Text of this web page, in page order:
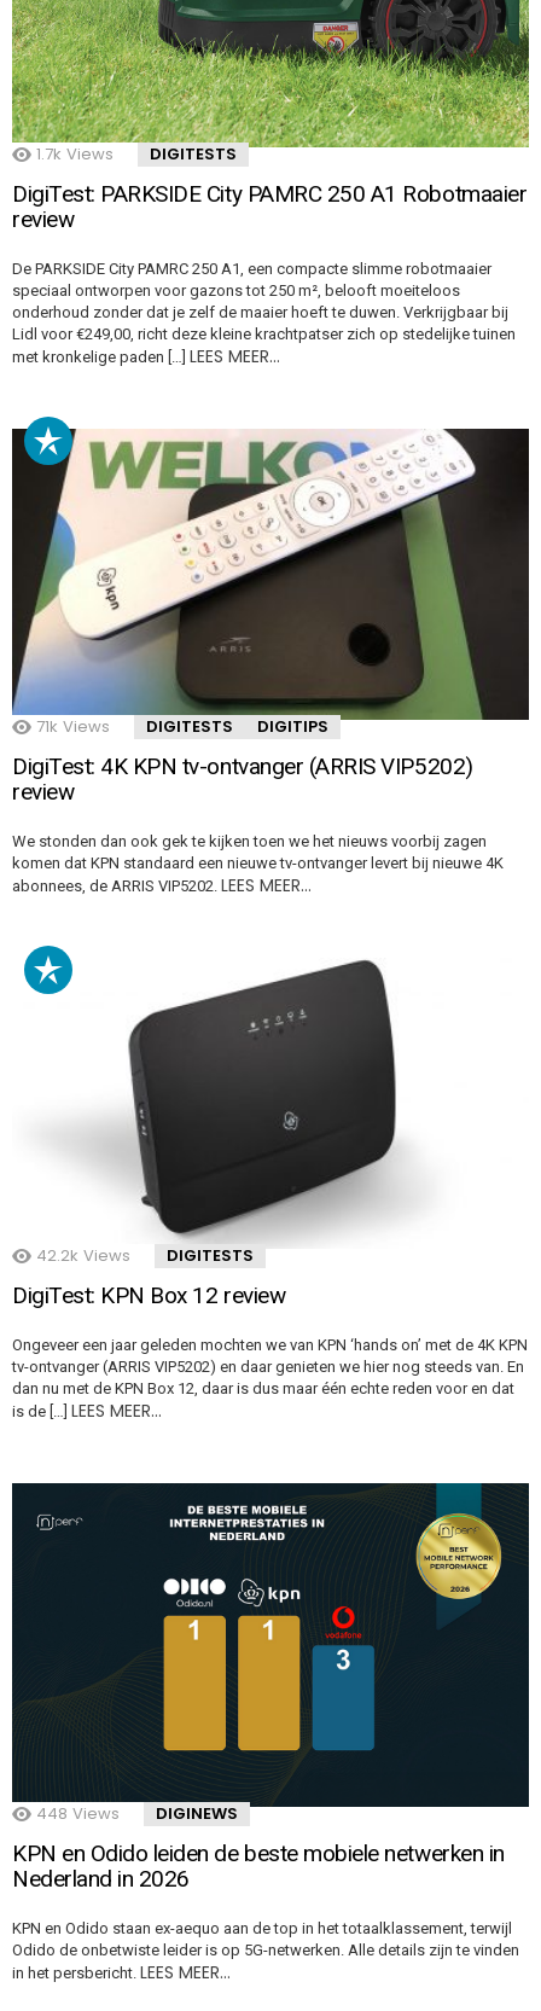
1.7k Views DIGITESTS
DigiTest: PARKSIDE City PAMRC 250 A1 Robotmaaier
review
De PARKSIDE City PAMRC 250 A1, een compacte slimme robotmaaier
speciaal ontworpen voor gazons tot 250 m², belooft moeiteloos
onderhoud zonder dat je zelf de maaier hoeft te duwen. Verkrijgbaar bij
Lidl voor €249,00, richt deze kleine krachtpatser zich op stedelijke tuinen
met kronkelige paden […] LEES MEER…
71k Views DIGITESTS DIGITIPS
DigiTest: 4K KPN tv-ontvanger (ARRIS VIP5202)
review
We stonden dan ook gek te kijken toen we het nieuws voorbij zagen
komen dat KPN standaard een nieuwe tv-ontvanger levert bij nieuwe 4K
abonnees, de ARRIS VIP5202. LEES MEER…
42.2k Views DIGITESTS
DigiTest: KPN Box 12 review
Ongeveer een jaar geleden mochten we van KPN ‘hands on’ met de 4K KPN
tv-ontvanger (ARRIS VIP5202) en daar genieten we hier nog steeds van. En
dan nu met de KPN Box 12, daar is dus maar één echte reden voor en dat
is de […] LEES MEER…
448 Views DIGINEWS
KPN en Odido leiden de beste mobiele netwerken in
Nederland in 2026
KPN en Odido staan ex-aequo aan de top in het totaalklassement, terwijl
Odido de onbetwiste leider is op 5G-netwerken. Alle details zijn te vinden
in het persbericht. LEES MEER…